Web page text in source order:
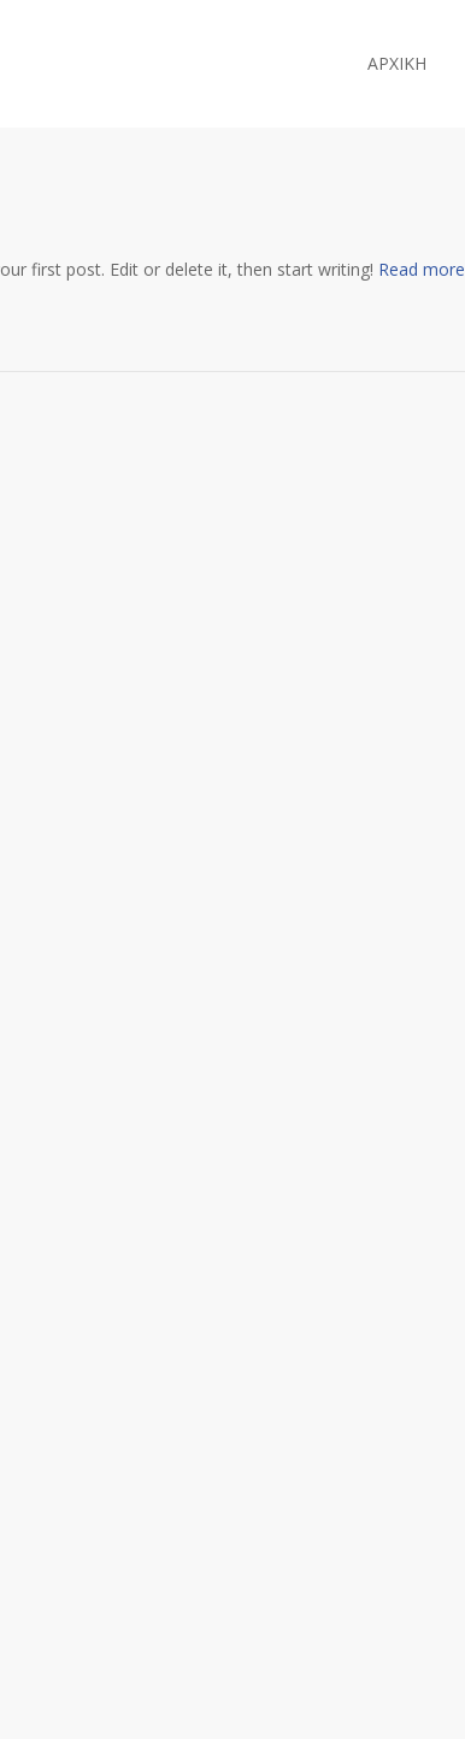
ΑΡΧΙΚΗ
first post. Edit or delete it, then start writing! Read more